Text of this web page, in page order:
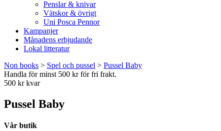
Penslar & knivar
Vätskor & övrigt
Uni Posca Pennor
Kampanjer
Månadens erbjudande
Lokal litteratur
Non books > Spel och pussel > Pussel Baby
Handla för minst 500 kr för fri frakt.
500 kr kvar
Pussel Baby
Vår butik